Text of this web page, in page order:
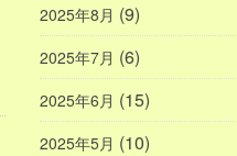
2025年8月 (9)
2025年7月 (6)
2025年6月 (15)
2025年5月 (10)